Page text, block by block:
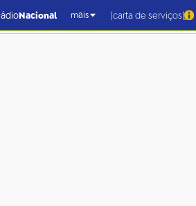
Nacional mais |carta de serviços|